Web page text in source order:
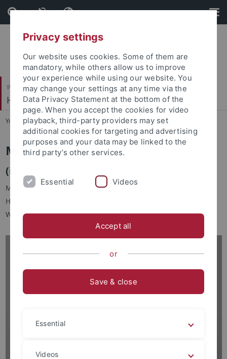
Skip
to
content
Skip
to
footer
Wirtschafts- und Sozialwissenschaftliche Fakultät
Hector-Institut für Empirische Bildungsforschung
You are here: Startseite ... Personen
Maria Vilella
(in Elternzeit)
Maria Vilella ist Teil der wissenschaftlichen Begleitung der
Hector Kinderakademien und zuständig für die
Weiterentwicklung der digitalen Angebote.
Privacy settings
Our website uses cookies. Some of them are
mandatory, while others allow us to improve
your experience while using our website. You
may change your settings at any time via the
Data Privacy Statement at the bottom of the
page. When you accept the cookies for video
playback, third-party providers may set
additional cookies for targeting and advertising
purposes and your data may be linked to the
third party’s other services.
Essential Videos
Accept all
or
Save & close
Essential
Videos